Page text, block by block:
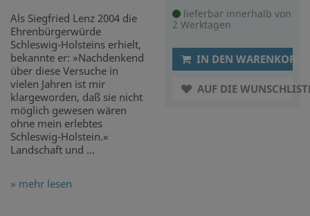
Als Siegfried Lenz 2004 die
Ehrenbürgerwürde
Schleswig-Holsteins erhielt,
bekannte er: »Nachdenkend
über diese Versuche in
vielen Jahren ist mir
klargeworden, daß sie nicht
möglich gewesen wären
ohne mein erlebtes
Schleswig-Holstein.«
Landschaft und ...
» mehr lesen
lieferbar innerhalb von
2 Werktagen
IN DEN WARENKORB
AUF DIE